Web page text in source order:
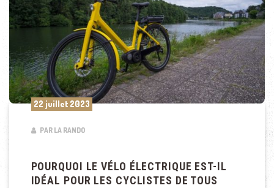
22 juillet 2023
PAR LA RANDO
POURQUOI LE VÉLO ÉLECTRIQUE EST-IL
IDÉAL POUR LES CYCLISTES DE TOUS